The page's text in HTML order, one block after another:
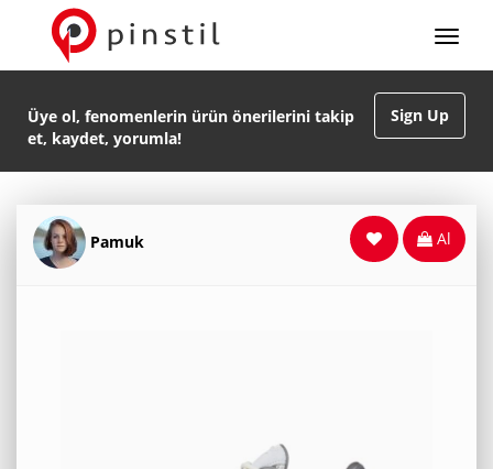
Sign Up
Üye ol, fenomenlerin ürün önerilerini takip
et, kaydet, yorumla!
Pamuk Al